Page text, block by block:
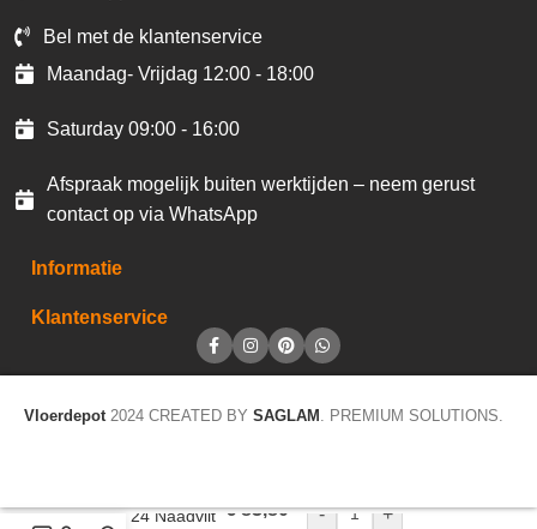
Bel met de klantenservice
Maandag- Vrijdag 12:00 - 18:00
Saturday 09:00 - 16:00
Afspraak mogelijk buiten werktijden – neem gerust
contact op via WhatsApp
Informatie
Klantenservice
Vloerdepot 2024 CREATED BY SAGLAM . PREMIUM SOLUTIONS.
Atelier 24 Naadvilt €83,80
- +